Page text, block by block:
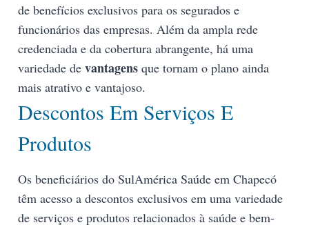
de benefícios exclusivos para os segurados e
funcionários das empresas. Além da ampla rede
credenciada e da cobertura abrangente, há uma
variedade de vantagens que tornam o plano ainda
mais atrativo e vantajoso.
Descontos Em Serviços E
Produtos
Os beneficiários do SulAmérica Saúde em Chapecó
têm acesso a descontos exclusivos em uma variedade
de serviços e produtos relacionados à saúde e bem-